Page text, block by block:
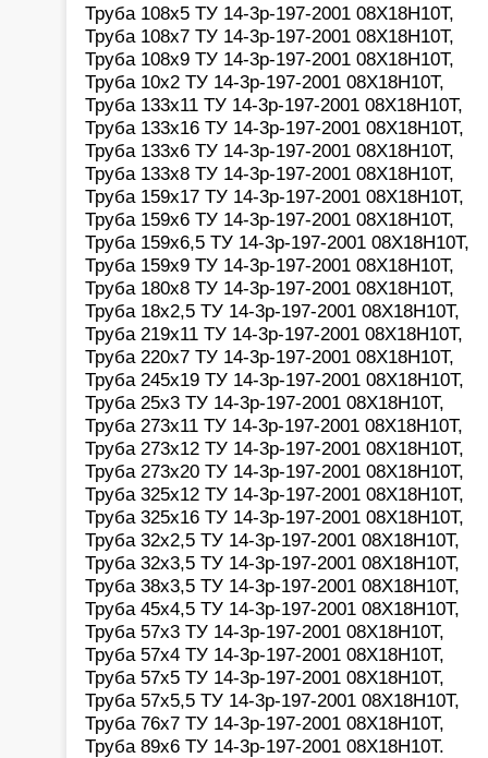
Труба 108х5 ТУ 14-3р-197-2001 08Х18Н10Т,
Труба 108х7 ТУ 14-3р-197-2001 08Х18Н10Т,
Труба 108х9 ТУ 14-3р-197-2001 08Х18Н10Т,
Труба 10х2 ТУ 14-3р-197-2001 08Х18Н10Т,
Труба 133х11 ТУ 14-3р-197-2001 08Х18Н10Т,
Труба 133х16 ТУ 14-3р-197-2001 08Х18Н10Т,
Труба 133х6 ТУ 14-3р-197-2001 08Х18Н10Т,
Труба 133х8 ТУ 14-3р-197-2001 08Х18Н10Т,
Труба 159х17 ТУ 14-3р-197-2001 08Х18Н10Т,
Труба 159х6 ТУ 14-3р-197-2001 08Х18Н10Т,
Труба 159х6,5 ТУ 14-3р-197-2001 08Х18Н10Т,
Труба 159х9 ТУ 14-3р-197-2001 08Х18Н10Т,
Труба 180х8 ТУ 14-3р-197-2001 08Х18Н10Т,
Труба 18х2,5 ТУ 14-3р-197-2001 08Х18Н10Т,
Труба 219х11 ТУ 14-3р-197-2001 08Х18Н10Т,
Труба 220х7 ТУ 14-3р-197-2001 08Х18Н10Т,
Труба 245х19 ТУ 14-3р-197-2001 08Х18Н10Т,
Труба 25х3 ТУ 14-3р-197-2001 08Х18Н10Т,
Труба 273х11 ТУ 14-3р-197-2001 08Х18Н10Т,
Труба 273х12 ТУ 14-3р-197-2001 08Х18Н10Т,
Труба 273х20 ТУ 14-3р-197-2001 08Х18Н10Т,
Труба 325х12 ТУ 14-3р-197-2001 08Х18Н10Т,
Труба 325х16 ТУ 14-3р-197-2001 08Х18Н10Т,
Труба 32х2,5 ТУ 14-3р-197-2001 08Х18Н10Т,
Труба 32х3,5 ТУ 14-3р-197-2001 08Х18Н10Т,
Труба 38х3,5 ТУ 14-3р-197-2001 08Х18Н10Т,
Труба 45х4,5 ТУ 14-3р-197-2001 08Х18Н10Т,
Труба 57х3 ТУ 14-3р-197-2001 08Х18Н10Т,
Труба 57х4 ТУ 14-3р-197-2001 08Х18Н10Т,
Труба 57х5 ТУ 14-3р-197-2001 08Х18Н10Т,
Труба 57х5,5 ТУ 14-3р-197-2001 08Х18Н10Т,
Труба 76х7 ТУ 14-3р-197-2001 08Х18Н10Т,
Труба 89х6 ТУ 14-3р-197-2001 08Х18Н10Т.